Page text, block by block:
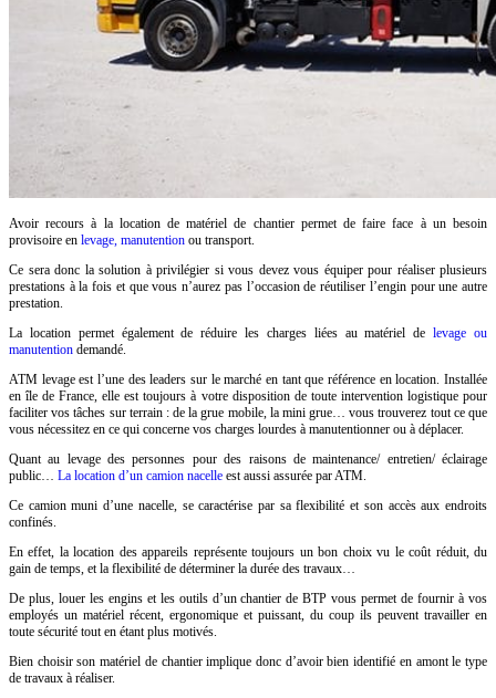
Avoir recours à la location de matériel de chantier permet de faire face à un besoin
provisoire en levage, manutention ou transport.
Ce sera donc la solution à privilégier si vous devez vous équiper pour réaliser plusieurs
prestations à la fois et que vous n’aurez pas l’occasion de réutiliser l’engin pour une autre
prestation.
La location permet également de réduire les charges liées au matérielde levage ou
manutention demandé.
ATM levage est l’une des leaders sur le marché en tant que référence en location. Installée
en île de France, elle est toujours à votre disposition de toute intervention logistique pour
faciliter vos tâches sur terrain : de la grue mobile, la mini grue… vous trouverez tout ce que
vous nécessitez en ce qui concerne vos charges lourdes à manutentionner ou à déplacer.
Quant au levage des personnes pour des raisons de maintenance/ entretien/ éclairage
public… La location d’un camion nacelle est aussi assurée par ATM.
Ce camion muni d’une nacelle, se caractérise par sa flexibilité et son accès aux endroits
confinés.
En effet, la location des appareils représente toujours un bon choix vu le coût réduit, du
gain de temps, et la flexibilité de déterminer la durée des travaux…
De plus, louer les engins et les outils d’un chantier de BTP vous permet de fournir à vos
employés un matériel récent, ergonomique et puissant, du coup ils peuvent travailler en
toute sécurité tout en étant plus motivés.
Bien choisir son matériel de chantier implique donc d’avoir bien identifié en amont le type
de travaux à réaliser.